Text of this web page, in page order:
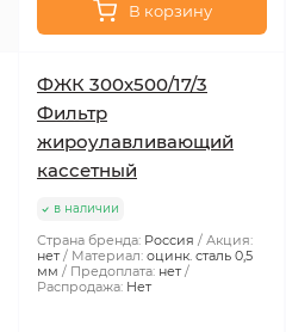
В корзину
ФЖК 300х500/17/3
Фильтр
жироулавливающий
кассетный
в наличии
Страна бренда: Россия
Акция:
нет
Материал: оцинк. сталь 0,5
мм
Предоплата: нет
Распродажа: Нет